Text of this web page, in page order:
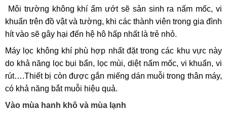
Môi trường không khí ẩm ướt sẽ sản sinh ra nấm mốc, vi
khuẩn trên đồ vật và tường, khi các thành viên trong gia đình
hít vào sẽ gây hại đến hệ hô hấp nhất là trẻ nhỏ.
Máy lọc không khí phù hợp nhất đặt trong các khu vực này
do khả năng lọc bụi bẩn, lọc mùi, diệt nấm mốc, vi khuẩn, vi
rút….Thiết bị còn được gắn miếng dán muỗi trong thân máy,
có khả năng bắt muỗi hiệu quả.
Vào mùa hanh khô và mùa lạnh